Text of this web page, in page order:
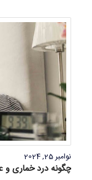
نوامبر 25, 2024
چگونه درد خماری و